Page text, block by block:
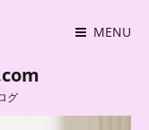
MENU
グ